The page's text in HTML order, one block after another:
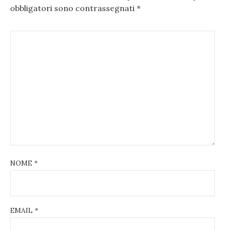
obbligatori sono contrassegnati *
NOME *
EMAIL *